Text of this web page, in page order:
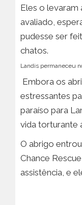
Eles o levaram
avaliado,
pudesse ser
chatos.
Landis permaneceu
Embora os
estressantes
paraíso para
vida torturante
O abrigo
Chance
assistência, e